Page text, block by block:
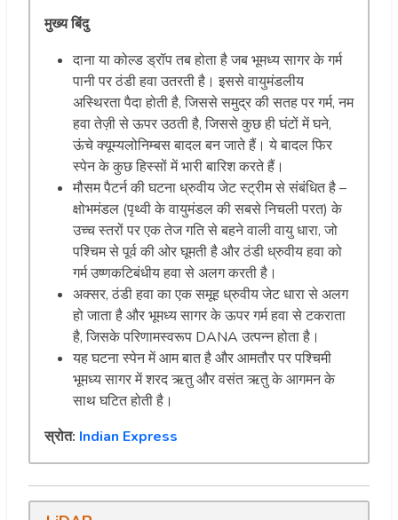
मुख्य बिंदु
दाना या कोल्ड ड्रॉप तब होता है जब भूमध्य सागर के गर्म
पानी पर ठंडी हवा उतरती है। इससे वायुमंडलीय
अस्थिरता पैदा होती है, जिससे समुद्र की सतह पर गर्म, नम
हवा तेज़ी से ऊपर उठती है, जिससे कुछ ही घंटों में घने,
ऊंचे क्यूम्यलोनिम्बस बादल बन जाते हैं। ये बादल फिर
स्पेन के कुछ हिस्सों में भारी बारिश करते हैं।
मौसम पैटर्न की घटना ध्रुवीय जेट स्ट्रीम से संबंधित है –
क्षोभमंडल (पृथ्वी के वायुमंडल की सबसे निचली परत) के
उच्च स्तरों पर एक तेज गति से बहने वाली वायु धारा, जो
पश्चिम से पूर्व की ओर घूमती है और ठंडी ध्रुवीय हवा को
गर्म उष्णकटिबंधीय हवा से अलग करती है।
अक्सर, ठंडी हवा का एक समूह ध्रुवीय जेट धारा से अलग
हो जाता है और भूमध्य सागर के ऊपर गर्म हवा से टकराता
है, जिसके परिणामस्वरूप DANA उत्पन्न होता है।
यह घटना स्पेन में आम बात है और आमतौर पर पश्चिमी
भूमध्य सागर में शरद ऋतु और वसंत ऋतु के आगमन के
साथ घटित होती है।
स्रोत: Indian Express